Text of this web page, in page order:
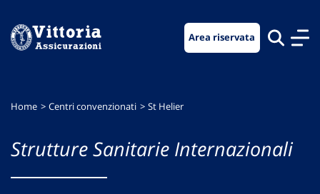
menu
contenuto
footer
Area riservata
Home Centri convenzionati St Helier
Strutture Sanitarie Internazionali